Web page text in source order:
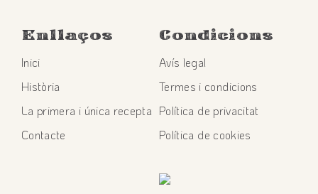
Enllaços
Inici
Història
La primera i única recepta
Contacte
Condicions
Avís legal
Termes i condicions
Política de privacitat
Política de cookies